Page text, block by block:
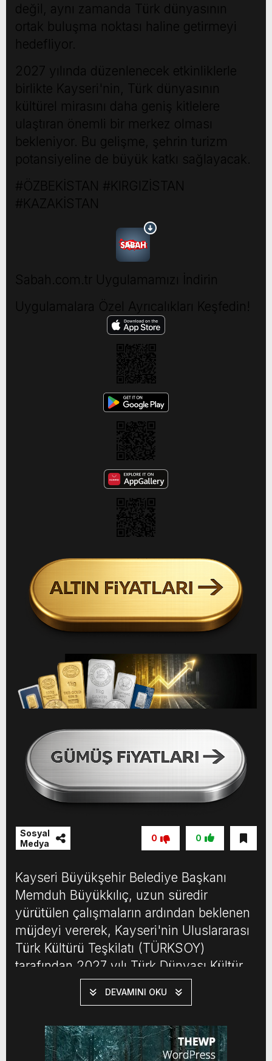
değil, aynı zamanda Türk dünyasının
ortak buluşma noktası haline getirmeyi
hedefliyor.
2027 yılında düzenlenecek etkinliklerle
birlikte Kayseri'nin, Türk dünyasının
kültürel mirasını daha geniş kitlelere
ulaştıran önemli bir merkez olması
bekleniyor. Bu gelişme, şehrin turizm
potansiyeline de büyük katkı sağlayacak.
#ÖZBEKİSTAN #KIRGIZİSTAN
#KAZAKİSTAN
Sabah.com.tr Uygulamamızı İndirin
Uygulamalara Özel Ayrıcalıkları Keşfedin!
Sosyal
Medya
0
0
Kayseri Büyükşehir Belediye Başkanı
Memduh Büyükkılıç, uzun süredir
yürütülen çalışmaların ardından beklenen
müjdeyi vererek, Kayseri'nin Uluslararası
Türk Kültürü Teşkilatı (TÜRKSOY)
tarafından 2027 yılı Türk Dünyası Kültür
Başkenti seçildiğini duyurdu.
“Anadolu'nun önsözü” olarak nitelendirilen
günümüze uzanan köklü tarihi ve kültürel
mirasıyla bu ünvanı almaya hak kazandı.
DEVAMINI OKU